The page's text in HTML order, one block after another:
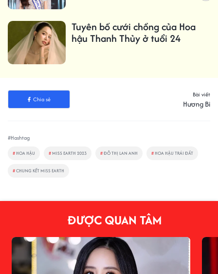
Tuyên bố cưới chồng của Hoa
hậu Thanh Thủy ở tuổi 24
Chia sẻ
Bài viết
Hương Bi
#Hashtag
# HOA HẬU # MISS EARTH 2023 #ĐỖ THỊ LAN ANH # HOA HẬU TRÁI ĐẤT
#CHUNG KẾT MISS EARTH
ĐƯỢC QUAN TÂM